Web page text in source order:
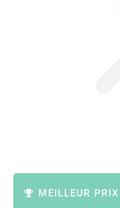
MEILLEUR PRIX